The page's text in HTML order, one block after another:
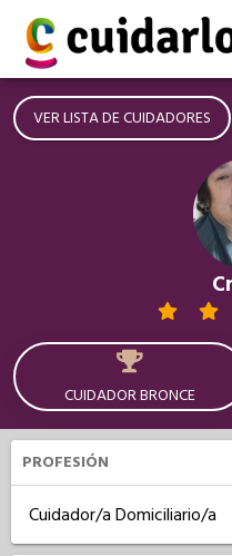
VER LISTA DE CUIDADORES
CUIDADOR BRONCE
PROFESIÓN
Cuidador/a Domiciliario/a